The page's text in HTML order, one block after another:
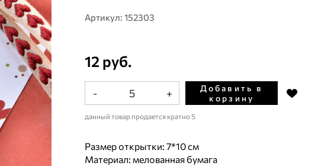
Артикул: 152303
12 руб.
- +
Добавить в
корзину
данный товар продается кратно 5
Размер открытки: 7*10 см
Материал: мелованная бумага